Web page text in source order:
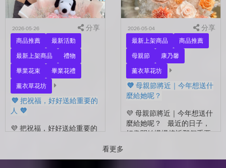
試...
2026-05-26 分享
商品推薦
最新活動
最新上架商品
禮物
畢業花束
畢業花禮
薰衣草花坊
💜 把祝福，好好送給重要的
人 💜
💜 把祝福，好好送給重要的
很多，準備往下一段生活前
2026-05-04 分享
最新上架商品
商品推薦
母親節
康乃馨
薰衣草花坊
💜 母親節將近｜今年想送什
麼給她呢？
💜 母親節將近｜今年想送什
麼給她呢？ 最近的日子，
好像開始慢慢接近那個重要
看更多